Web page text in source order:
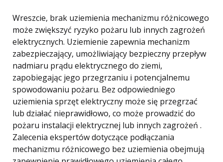
Wreszcie, brak uziemienia mechanizmu różnicowego
może zwiększyć ryzyko pożaru lub innych zagrożeń
elektrycznych. Uziemienie zapewnia mechanizm
zabezpieczający, umożliwiający bezpieczny przepływ
nadmiaru prądu elektrycznego do ziemi,
zapobiegając jego przegrzaniu i potencjalnemu
spowodowaniu pożaru. Bez odpowiedniego
uziemienia sprzęt elektryczny może się przegrzać
lub działać nieprawidłowo, co może prowadzić do
pożaru instalacji elektrycznej lub innych zagrożeń .
Zalecenia ekspertów dotyczące podłączania
mechanizmu różnicowego bez uziemienia obejmują